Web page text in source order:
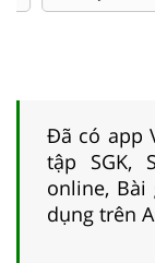
Đã có app
tập SGK,
online, Bài
dụng trên